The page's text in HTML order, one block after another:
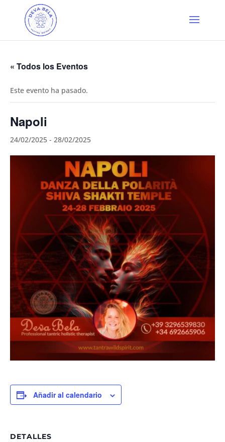
« Todos los Eventos
Este evento ha pasado.
Napoli
24/02/2025 - 28/02/2025
Añadir al calendario
DETALLES